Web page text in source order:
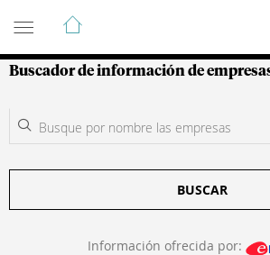
Guía de Empresas
Buscador de información de
BUSCAR
Información ofrecida por: